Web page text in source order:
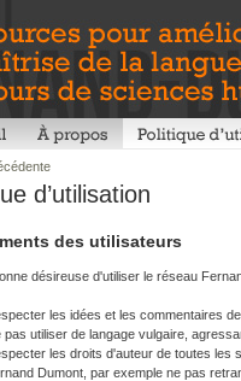
d’utilisation
des utilisateurs
désireuse d'utiliser le réseau
les idées et les commentaires
pas utiliser de langage vulgaire,
les droits d'auteur de toutes les
Dumont, par exemple ne pas